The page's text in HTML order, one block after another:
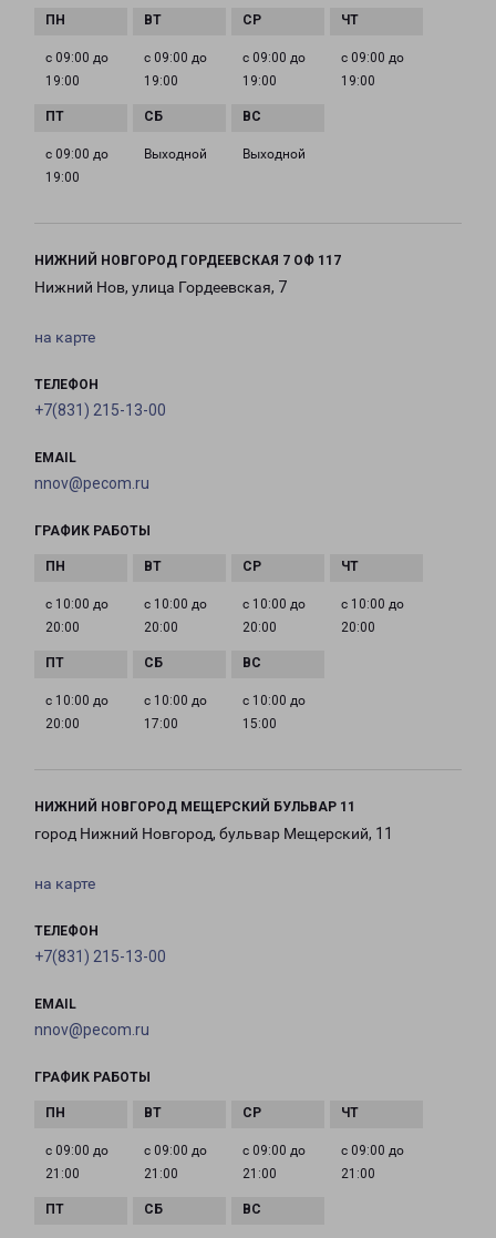
с 09:00 до
19:00
с 09:00 до
19:00
с 09:00 до
19:00
с 09:00 до
19:00
с 09:00 до
19:00
Выходной Выходной
НИЖНИЙ НОВГОРОД ГОРДЕЕВСКАЯ 7 ОФ 117
Нижний Нов, улица Гордеевская, 7
на карте
ТЕЛЕФОН
+7(831) 215-13-00
EMAIL
nnov@pecom.ru
ГРАФИК РАБОТЫ
с 10:00 до
20:00
с 10:00 до
20:00
с 10:00 до
20:00
с 10:00 до
20:00
с 10:00 до
20:00
с 10:00 до
17:00
с 10:00 до
15:00
НИЖНИЙ НОВГОРОД МЕЩЕРСКИЙ БУЛЬВАР 11
город Нижний Новгород, бульвар Мещерский, 11
на карте
ТЕЛЕФОН
+7(831) 215-13-00
EMAIL
nnov@pecom.ru
ГРАФИК РАБОТЫ
с 09:00 до
21:00
с 09:00 до
21:00
с 09:00 до
21:00
с 09:00 до
21:00